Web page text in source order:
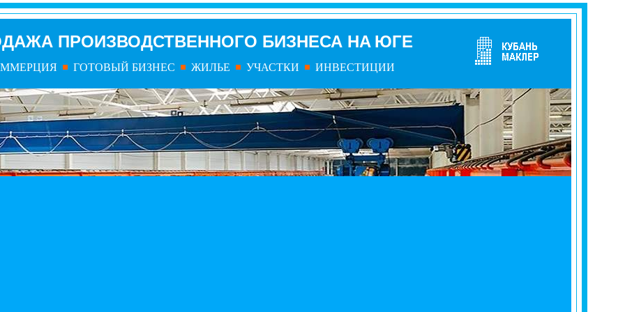
ПРОИЗВОДСТВЕННОГО БИЗНЕСА НА ЮГЕ
ГОТОВЫЙ БИЗНЕС ЖИЛЬЕ УЧАСТКИ ИНВЕСТИЦИИ